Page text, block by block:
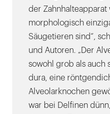
der Zahnhalteapparat
morphologisch
Säugetieren sind“,
und Autoren. „Der
sowohl grob als auch
dura, eine
Alveolarknochen
war bei Delfinen